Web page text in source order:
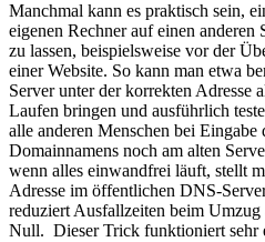
Manchmal kann es praktisch sein,
eigenen Rechner auf einen anderen
zu lassen, beispielsweise vor der
einer Website. So kann man etwa
Server unter der korrekten Adresse
Laufen bringen und ausführlich
alle anderen Menschen bei Eingabe
Domainnamens noch am alten
wenn alles einwandfrei läuft, stellt
Adresse im öffentlichen DNS-
reduziert Ausfallzeiten beim Umzug
Null. Dieser Trick funktioniert sehr